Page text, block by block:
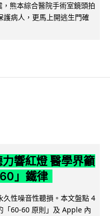
熊本綜合醫院手術室鏡頭拍
病人，更馬上開逃生門確
響紅燈 醫學界籲
」鐵律
性噪音性聽損。本文盤點 4
「60-60 原則」及 Apple 內